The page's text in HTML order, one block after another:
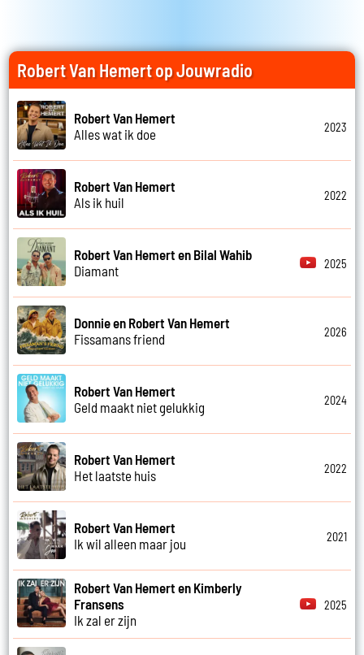
Robert Van Hemert op Jouwradio
Robert Van Hemert
Alles wat ik doe
2023
Robert Van Hemert
Als ik huil
2022
Robert Van Hemert en Bilal Wahib
Diamant
2025
Donnie en Robert Van Hemert
Fissamans friend
2026
Robert Van Hemert
Geld maakt niet gelukkig
2024
Robert Van Hemert
Het laatste huis
2022
Robert Van Hemert
Ik wil alleen maar jou
2021
Robert Van Hemert en Kimberly
Fransens
Ik zal er zijn
2025